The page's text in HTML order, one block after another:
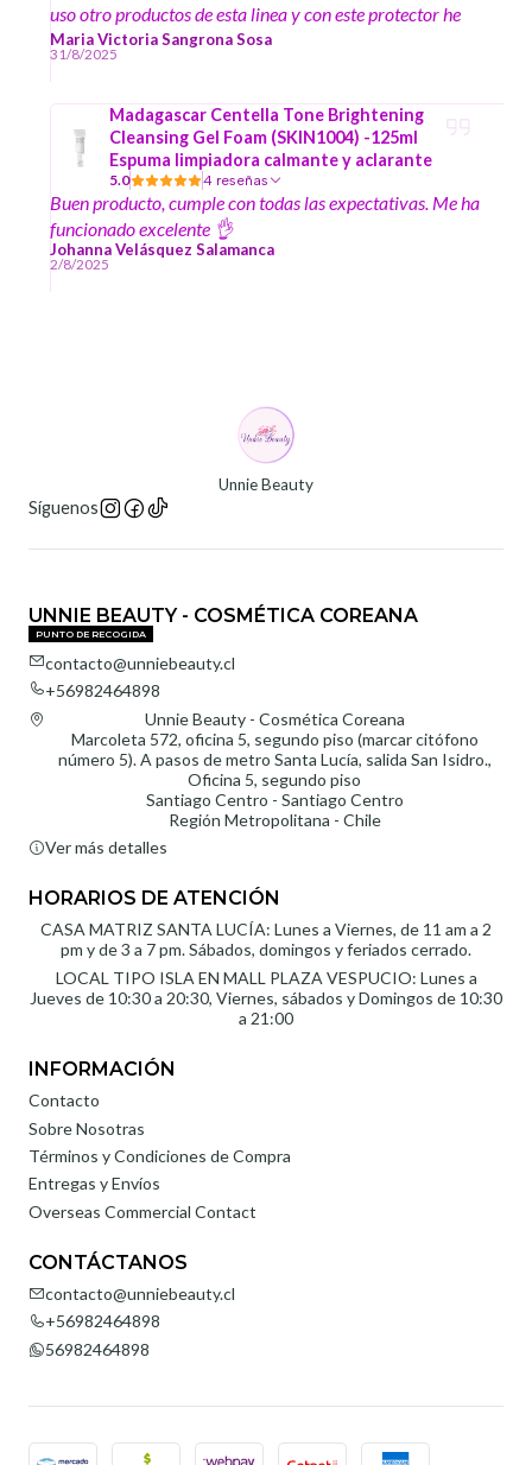
uso otro productos de esta linea y con este protector he
visto como las manchas se han ido reduciendo y ha
mejorado mi piel
Maria Victoria Sangrona Sosa
31/8/2025
Madagascar Centella Tone Brightening
Cleansing Gel Foam (SKIN1004) -125ml
Espuma limpiadora calmante y aclarante
5.0 4 reseñas
Buen producto, cumple con todas las expectativas. Me ha
funcionado excelente 👌
Johanna Velásquez Salamanca
2/8/2025
Unnie Beauty
Síguenos
UNNIE BEAUTY - COSMÉTICA COREANA
PUNTO DE RECOGIDA
contacto@unniebeauty.cl
+56982464898
Unnie Beauty - Cosmética Coreana
Marcoleta 572, oficina 5, segundo piso (marcar citófono
número 5). A pasos de metro Santa Lucía, salida San Isidro.,
Oficina 5, segundo piso
Santiago Centro - Santiago Centro
Región Metropolitana - Chile
Ver más detalles
HORARIOS DE ATENCIÓN
CASA MATRIZ SANTA LUCÍA: Lunes a Viernes, de 11 am a 2
pm y de 3 a 7 pm. Sábados, domingos y feriados cerrado.
LOCAL TIPO ISLA EN MALL PLAZA VESPUCIO: Lunes a
Jueves de 10:30 a 20:30, Viernes, sábados y Domingos de 10:30
a 21:00
INFORMACIÓN
Contacto
Sobre Nosotras
Términos y Condiciones de Compra
Entregas y Envíos
Overseas Commercial Contact
CONTÁCTANOS
contacto@unniebeauty.cl
+56982464898
56982464898